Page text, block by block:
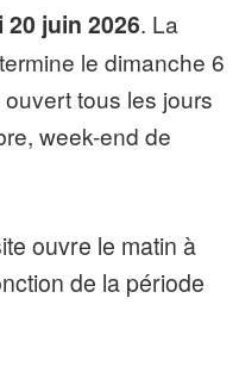
»
à la recherche des
de Fréjus, sachez
» a été élu
toboggan propose
puis redescendre
dans un décor
et
20 juin 2026. La
le dimanche 6
tous les jours
week-end de
ouvre le matin à
de la période